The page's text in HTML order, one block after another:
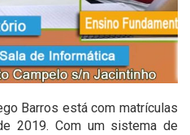
Barros está com matrículas
2019. Com um sistema de